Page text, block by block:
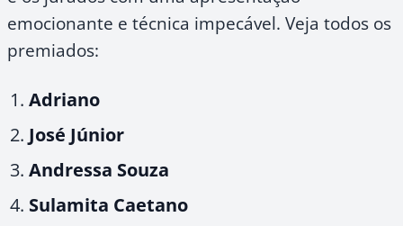
emocionante e técnica impecável. Veja todos os
premiados:
Adriano
José Júnior
Andressa Souza
Sulamita Caetano